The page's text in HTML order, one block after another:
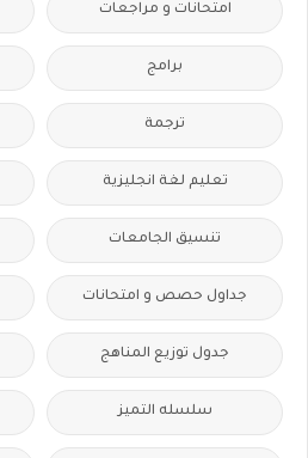
امتحانات و مراجعات
برامج
ترجمة
تعليم لغة انجليزية
تنسيق الجامعات
جداول حصص و امتحانات
جدول توزيع المناهج
سلسله التميز